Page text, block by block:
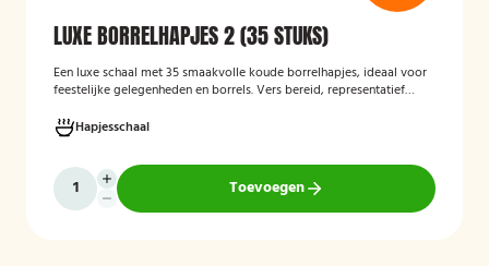
LUXE BORRELHAPJES 2 (35 STUKS)
Een luxe schaal met 35 smaakvolle koude borrelhapjes, ideaal voor
feestelijke gelegenheden en borrels. Vers bereid, representatief
Hapjesschaal
Toevoegen